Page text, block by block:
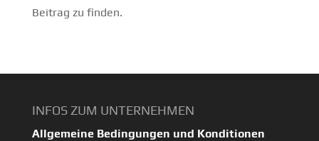
Beitrag zu finden.
INFOS ZUM UNTERNEHMEN
Allgemeine Bedingungen und Konditionen